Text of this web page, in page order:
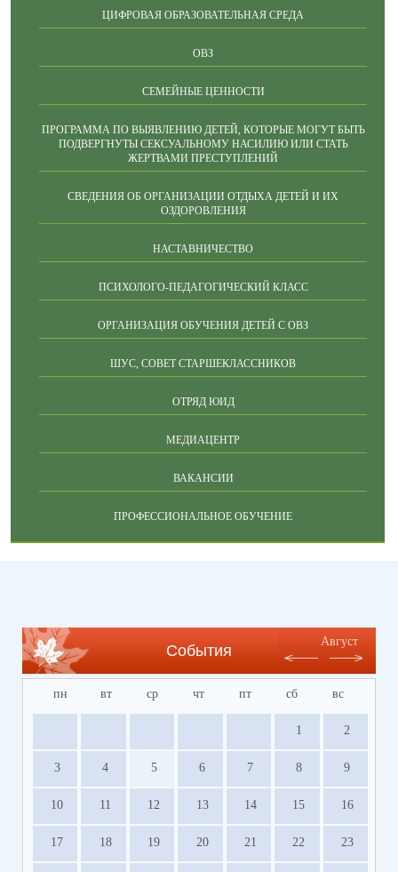
ЦИФРОВАЯ ОБРАЗОВАТЕЛЬНАЯ СРЕДА
ОВЗ
СЕМЕЙНЫЕ ЦЕННОСТИ
ПРОГРАММА ПО ВЫЯВЛЕНИЮ ДЕТЕЙ, КОТОРЫЕ МОГУТ БЫТЬ
ПОДВЕРГНУТЫ СЕКСУАЛЬНОМУ НАСИЛИЮ ИЛИ СТАТЬ
ЖЕРТВАМИ ПРЕСТУПЛЕНИЙ
СВЕДЕНИЯ ОБ ОРГАНИЗАЦИИ ОТДЫХА ДЕТЕЙ И ИХ
ОЗДОРОВЛЕНИЯ
НАСТАВНИЧЕСТВО
ПСИХОЛОГО-ПЕДАГОГИЧЕСКИЙ КЛАСС
ОРГАНИЗАЦИЯ ОБУЧЕНИЯ ДЕТЕЙ С ОВЗ
ШУС, СОВЕТ СТАРШЕКЛАССНИКОВ
ОТРЯД ЮИД
МЕДИАЦЕНТР
ВАКАНСИИ
ПРОФЕССИОНАЛЬНОЕ ОБУЧЕНИЕ
События
Август
пн вт ср чт пт сб вс
1 2
3 4 5 6 7 8 9
10 11 12 13 14 15 16
17 18 19 20 21 22 23